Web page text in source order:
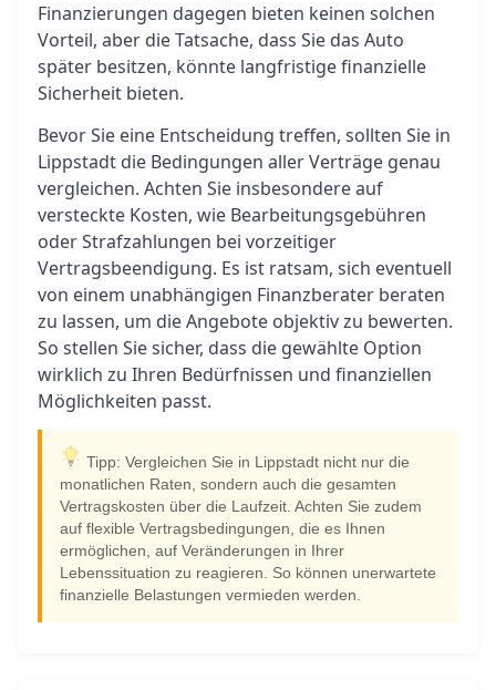
Finanzierungen dagegen bieten keinen solchen
Vorteil, aber die Tatsache, dass Sie das Auto
später besitzen, könnte langfristige finanzielle
Sicherheit bieten.
Bevor Sie eine Entscheidung treffen, sollten Sie in
Lippstadt die Bedingungen aller Verträge genau
vergleichen. Achten Sie insbesondere auf
versteckte Kosten, wie Bearbeitungsgebühren
oder Strafzahlungen bei vorzeitiger
Vertragsbeendigung. Es ist ratsam, sich eventuell
von einem unabhängigen Finanzberater beraten
zu lassen, um die Angebote objektiv zu bewerten.
So stellen Sie sicher, dass die gewählte Option
wirklich zu Ihren Bedürfnissen und finanziellen
Möglichkeiten passt.
Tipp: Vergleichen Sie in Lippstadt nicht nur die
monatlichen Raten, sondern auch die gesamten
Vertragskosten über die Laufzeit. Achten Sie zudem
auf flexible Vertragsbedingungen, die es Ihnen
ermöglichen, auf Veränderungen in Ihrer
Lebenssituation zu reagieren. So können unerwartete
finanzielle Belastungen vermieden werden.